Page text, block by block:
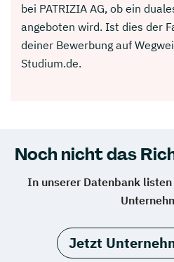
bei PATRIZIA AG, ob ein
angeboten wird. Ist dies der
deiner Bewerbung auf
Studium.de.
Noch nicht das
In unserer Datenbank
Jetzt